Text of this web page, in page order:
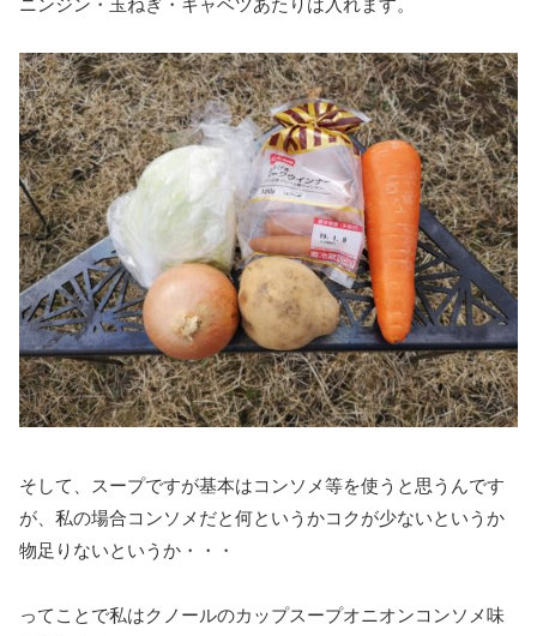
ニンジン・玉ねぎ・キャベツあたりは入れます。
そして、スープですが基本はコンソメ等を使うと思うんです
が、私の場合コンソメだと何というかコクが少ないというか
物足りないというか・・・
ってことで私はクノールのカップスープオニオンコンソメ味